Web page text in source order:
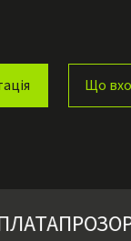
Що
ПРОЗОРІ